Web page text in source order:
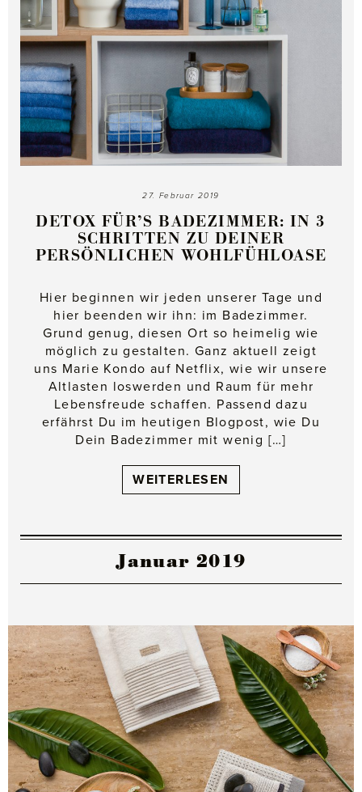
27. Februar 2019
DETOX FÜR’S BADEZIMMER: IN 3
SCHRITTEN ZU DEINER
PERSÖNLICHEN WOHLFÜHLOASE
Hier beginnen wir jeden unserer Tage und
hier beenden wir ihn: im Badezimmer.
Grund genug, diesen Ort so heimelig wie
möglich zu gestalten. Ganz aktuell zeigt
uns Marie Kondo auf Netflix, wie wir unsere
Altlasten loswerden und Raum für mehr
Lebensfreude schaffen. Passend dazu
erfährst Du im heutigen Blogpost, wie Du
Dein Badezimmer mit wenig […]
WEITERLESEN
Januar 2019